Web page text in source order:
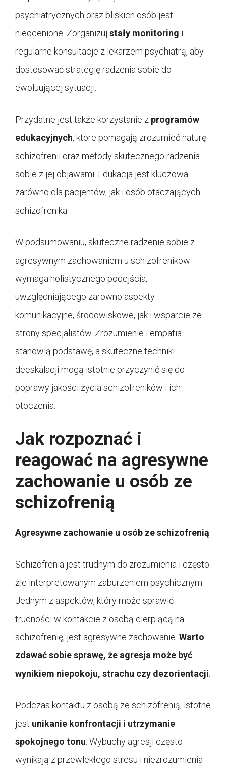
psychiatrycznych oraz bliskich osób jest
nieocenione. Zorganizuj stały monitoring i
regularne konsultacje z lekarzem psychiatrą, aby
dostosować strategię radzenia sobie do
ewoluującej sytuacji.
Przydatne jest także korzystanie z programów
edukacyjnych, które pomagają zrozumieć naturę
schizofrenii oraz metody skutecznego radzenia
sobie z jej objawami. Edukacja jest kluczowa
zarówno dla pacjentów, jak i osób otaczających
schizofrenika.
W podsumowaniu, skuteczne radzenie sobie z
agresywnym zachowaniem u schizofreników
wymaga holistycznego podejścia,
uwzględniającego zarówno aspekty
komunikacyjne, środowiskowe, jak i wsparcie ze
strony specjalistów. Zrozumienie i empatia
stanowią podstawę, a skuteczne techniki
deeskalacji mogą istotnie przyczynić się do
poprawy jakości życia schizofreników i ich
otoczenia.
Jak rozpoznać i
reagować na agresywne
zachowanie u osób ze
schizofrenią
Agresywne zachowanie u osób ze schizofrenią
Schizofrenia jest trudnym do zrozumienia i często
źle interpretowanym zaburzeniem psychicznym.
Jednym z aspektów, który może sprawić
trudności w kontakcie z osobą cierpiącą na
schizofrenię, jest agresywne zachowanie. Warto
zdawać sobie sprawę, że agresja może być
wynikiem niepokoju, strachu czy dezorientacji
Podczas kontaktu z osobą ze schizofrenią, istotne
jest unikanie konfrontacji i utrzymanie
spokojnego tonu . Wybuchy agresji często
wynikają z przewlekłego stresu i niezrozumienia